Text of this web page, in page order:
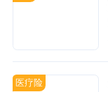
医疗险